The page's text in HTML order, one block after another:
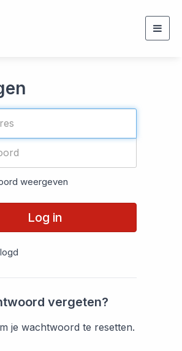
weergeven
Log in
vergeten?
je wachtwoord te resetten.